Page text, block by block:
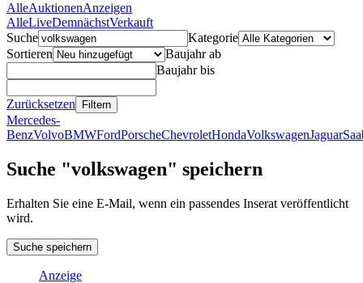
AlleAuktionenAnzeigen
AlleLiveDemnächstVerkauft
Suche
Kategorie
Sortieren
Baujahr ab
Baujahr bis
Zurücksetzen Filtern
Mercedes-
BenzVolvoBMWFordPorscheChevroletHondaVolkswagenJaguar
Suche "volkswagen" speichern
Erhalten Sie eine E-Mail, wenn ein passendes Inserat veröffentlicht
wird.
Suche speichern
Anzeige